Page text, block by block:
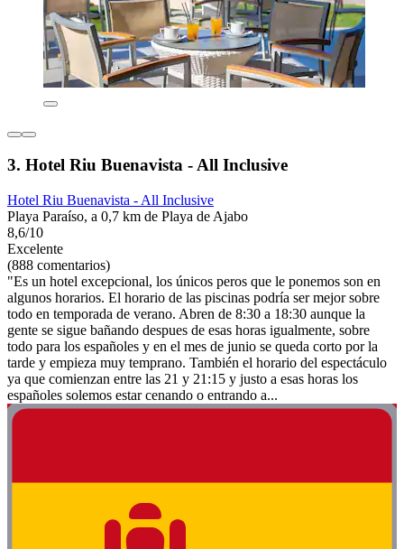
3. Hotel Riu Buenavista - All Inclusive
Hotel Riu Buenavista - All Inclusive
Playa Paraíso, a 0,7 km de Playa de Ajabo
8,6/10
Excelente
(888 comentarios)
"Es un hotel excepcional, los únicos peros que le ponemos son en
algunos horarios. El horario de las piscinas podría ser mejor sobre
todo en temporada de verano. Abren de 8:30 a 18:30 aunque la
gente se sigue bañando despues de esas horas igualmente, sobre
todo para los españoles y en el mes de junio se queda corto por la
tarde y empieza muy temprano. También el horario del espectáculo
ya que comienzan entre las 21 y 21:15 y justo a esas horas los
españoles solemos estar cenando o entrando a...